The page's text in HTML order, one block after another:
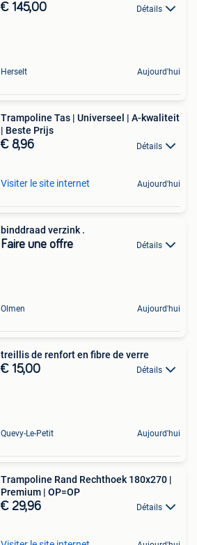
€ 145,00 Détails
Herselt Aujourd'hui
Trampoline Tas | Universeel | A-kwaliteit
| Beste Prijs
€ 8,96 Détails
Visiter le site internet Aujourd'hui
binddraad verzink .
Faire une offre Détails
Olmen Aujourd'hui
treillis de renfort en fibre de verre
€ 15,00 Détails
Quevy-Le-Petit Aujourd'hui
Trampoline Rand Rechthoek 180x270 |
Premium | OP=OP
€ 29,96 Détails